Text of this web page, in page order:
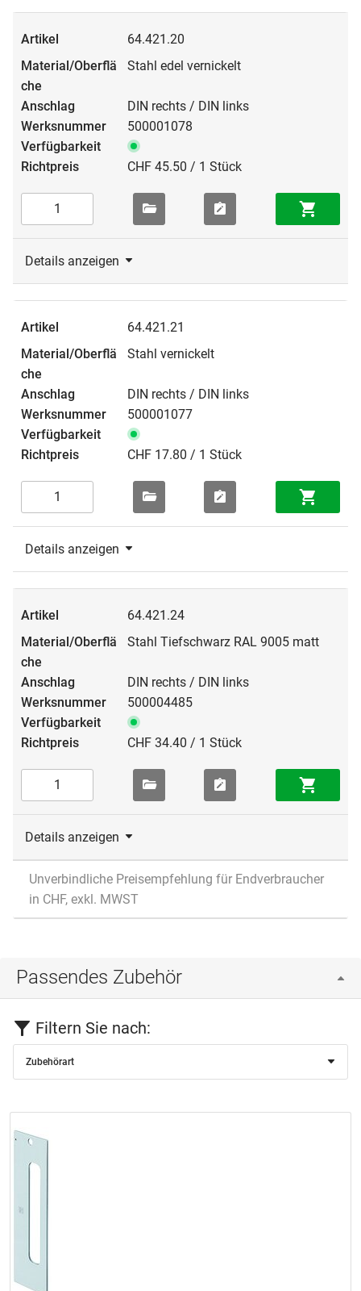
64.421.20
Stahl edel vernickelt
DIN rechts / DIN links
500001078
CHF 45.50 / 1 Stück
Details anzeigen
64.421.21
Stahl vernickelt
DIN rechts / DIN links
500001077
CHF 17.80 / 1 Stück
Details anzeigen
64.421.24
Stahl Tiefschwarz RAL 9005 matt
DIN rechts / DIN links
500004485
CHF 34.40 / 1 Stück
Details anzeigen
Unverbindliche Preisempfehlung für Endverbraucher
in CHF, exkl. MWST
Passendes Zubehör
Filtern Sie nach:
Zubehörart